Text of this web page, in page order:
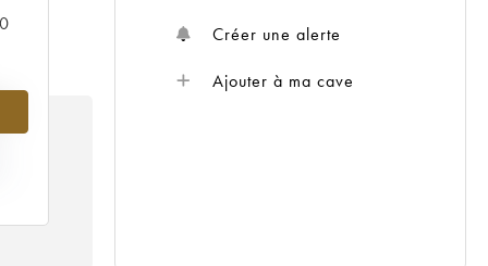
Créer une alerte
Ajouter à ma cave